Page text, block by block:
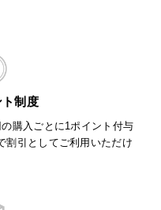
制度
購入ごとに1ポイント付与
割引としてご利用いただけ